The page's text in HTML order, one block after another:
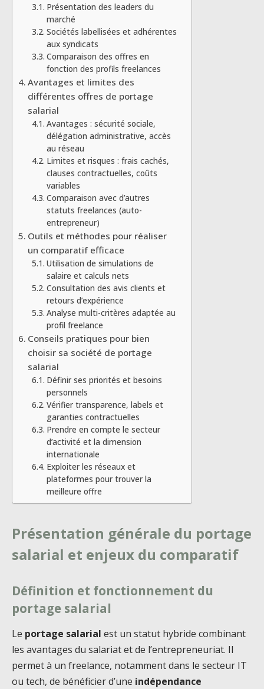
Présentation des leaders du
marché
Sociétés labellisées et adhérentes
aux syndicats
Comparaison des offres en
fonction des profils freelances
Avantages et limites des
différentes offres de portage
salarial
Avantages : sécurité sociale,
délégation administrative, accès
au réseau
Limites et risques : frais cachés,
clauses contractuelles, coûts
variables
Comparaison avec d’autres
statuts freelances (auto-
entrepreneur)
Outils et méthodes pour réaliser
un comparatif efficace
Utilisation de simulations de
salaire et calculs nets
Consultation des avis clients et
retours d’expérience
Analyse multi-critères adaptée au
profil freelance
Conseils pratiques pour bien
choisir sa société de portage
salarial
Définir ses priorités et besoins
personnels
Vérifier transparence, labels et
garanties contractuelles
Prendre en compte le secteur
d’activité et la dimension
internationale
Exploiter les réseaux et
plateformes pour trouver la
meilleure offre
Présentation générale du portage
salarial et enjeux du comparatif
Définition et fonctionnement du
portage salarial
Le portage salarial est un statut hybride combinant
les avantages du salariat et de l’entrepreneuriat. Il
permet à un freelance, notamment dans le secteur IT
ou tech, de bénéficier d’une indépendance